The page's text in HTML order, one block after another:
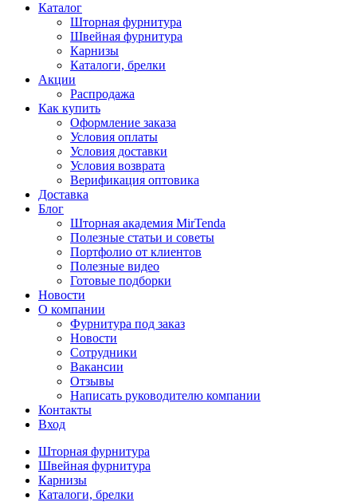
Каталог
Шторная фурнитура
Швейная фурнитура
Карнизы
Каталоги, брелки
Акции
Распродажа
Как купить
Оформление заказа
Условия оплаты
Условия доставки
Условия возврата
Верификация оптовика
Доставка
Блог
Шторная академия MirTenda
Полезные статьи и советы
Портфолио от клиентов
Полезные видео
Готовые подборки
Новости
О компании
Фурнитура под заказ
Новости
Сотрудники
Вакансии
Отзывы
Написать руководителю компании
Контакты
Вход
Шторная фурнитура
Швейная фурнитура
Карнизы
Каталоги, брелки